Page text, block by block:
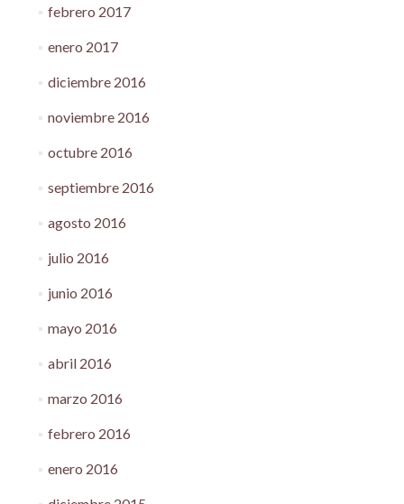
febrero 2017
enero 2017
diciembre 2016
noviembre 2016
octubre 2016
septiembre 2016
agosto 2016
julio 2016
junio 2016
mayo 2016
abril 2016
marzo 2016
febrero 2016
enero 2016